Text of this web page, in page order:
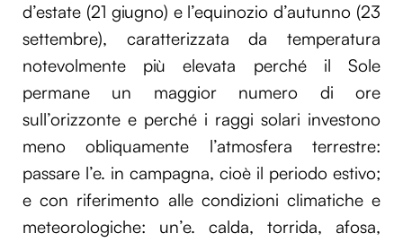
d’estate (21 giugno) e l’equinozio d’autunno (23
settembre), caratterizzata da temperatura
notevolmente più elevata perché il Sole
permane un maggior numero di ore
sull’orizzonte e perché i raggi solari investono
meno obliquamente l’atmosfera terrestre:
passare l’e. in campagna, cioè il periodo estivo;
e con riferimento alle condizioni climatiche e
meteorologiche: un’e. calda, torrida, afosa,